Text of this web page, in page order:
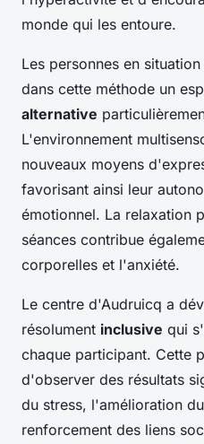
monde qui les entoure.
Les personnes en
dans cette méthode un
alternative
L'environnement
nouveaux moyens
favorisant ainsi leur
émotionnel. La relaxation
séances contribue
corporelles et l'anxiété.
Le centre d'Audruicq a
résolument inclusive qui
chaque participant. Cette
d'observer des résultats
du stress, l'amélioration
renforcement des liens